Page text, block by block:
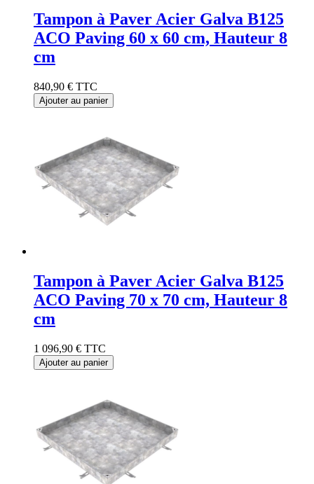
Tampon à Paver Acier Galva B125
ACO Paving 60 x 60 cm, Hauteur 8
cm
840,90 € TTC
Ajouter au panier
Tampon à Paver Acier Galva B125
ACO Paving 70 x 70 cm, Hauteur 8
cm
1 096,90 € TTC
Ajouter au panier